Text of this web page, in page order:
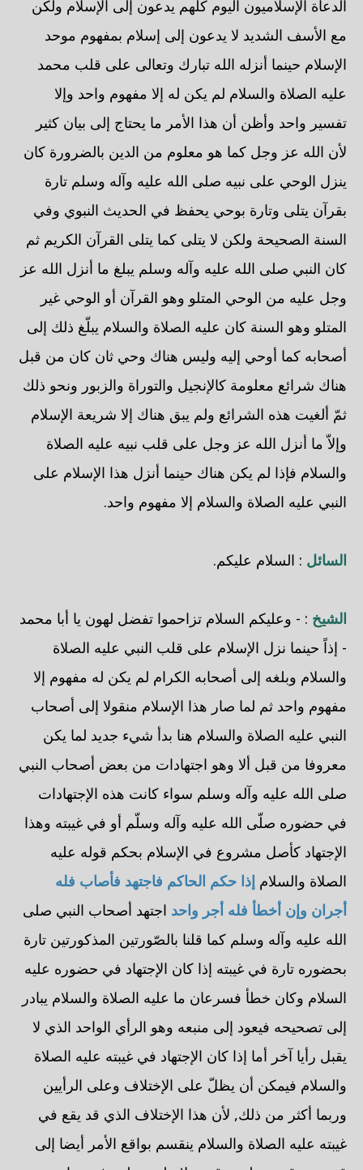
الدعاة الإسلاميون اليوم كلهم يدعون إلى الإسلام ولكن
مع الأسف الشديد لا يدعون إلى إسلام بمفهوم موحد
الإسلام حينما أنزله الله تبارك وتعالى على قلب محمد
عليه الصلاة والسلام لم يكن له إلا مفهوم واحد وإلا
تفسير واحد وأظن أن هذا الأمر ما يحتاج إلى بيان كثير
لأن الله عز وجل كما هو معلوم من الدين بالضرورة كان
ينزل الوحي على نبيه صلى الله عليه وآله وسلم تارة
بقرآن يتلى وتارة بوحي يحفظ في الحديث النبوي وفي
السنة الصحيحة ولكن لا يتلى كما يتلى القرآن الكريم ثم
كان النبي صلى الله عليه وآله وسلم يبلغ ما أنزل الله عز
وجل عليه من الوحي المتلو وهو القرآن أو الوحي غير
المتلو وهو السنة كان عليه الصلاة والسلام يبلّغ ذلك إلى
أصحابه كما أوحي إليه وليس هناك وحي ثان كان من قبل
هناك شرائع معلومة كالإنجيل والتوراة والزبور ونحو ذلك
ثمّ ألغيت هذه الشرائع ولم يبق هناك إلا شريعة الإسلام
وإلاّ ما أنزل الله عز وجل على قلب نبيه عليه الصلاة
والسلام فإذا لم يكن هناك حينما أنزل هذا الإسلام على
النبي عليه الصلاة والسلام إلا مفهوم واحد.
السائل : السلام عليكم.
الشيخ : - وعليكم السلام تزاحموا تفضل لهون يا أبا محمد
- إذاً حينما نزل الإسلام على قلب النبي عليه الصلاة
والسلام وبلغه إلى أصحابه الكرام لم يكن له مفهوم إلا
مفهوم واحد ثم لما صار هذا الإسلام منقولا إلى أصحاب
النبي عليه الصلاة والسلام هنا بدأ شيء جديد لما يكن
معروفا من قبل ألا وهو اجتهادات من بعض أصحاب النبي
صلى الله عليه وآله وسلم سواء كانت هذه الإجتهادات
في حضوره صلّى الله عليه وآله وسلّم أو في غيبته وهذا
الإجتهاد كأصل مشروع في الإسلام بحكم قوله عليه
الصلاة والسلام إذا حكم الحاكم فاجتهد فأصاب فله
أجران وإن أخطأ فله أجر واحد اجتهد أصحاب النبي صلى
الله عليه وآله وسلم كما قلنا بالصّورتين المذكورتين تارة
بحضوره تارة في غيبته إذا كان الإجتهاد في حضوره عليه
السلام وكان خطأ فسرعان ما عليه الصلاة والسلام يبادر
إلى تصحيحه فيعود إلى منبعه وهو الرأي الواحد الذي لا
يقبل رأيا آخر أما إذا كان الإجتهاد في غيبته عليه الصلاة
والسلام فيمكن أن يظلّ على الإختلاف وعلى الرأيين
وربما أكثر من ذلك, لأن هذا الإختلاف الذي قد يقع في
غيبته عليه الصلاة والسلام ينقسم بواقع الأمر أيضا إلى